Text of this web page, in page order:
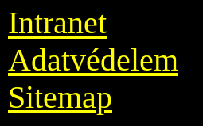
Intranet
Adatvédelem
Sitemap